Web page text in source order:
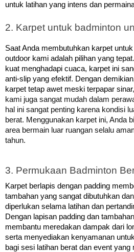
untuk latihan yang intens dan
2. Karpet untuk badminton
Saat Anda membutuhkan karpet
outdoor kami adalah pilihan yang
kuat menghadapi cuaca, karpet ini
anti-slip yang efektif. Dengan
karpet tetap awet meski terpapar
kami juga sangat mudah dalam
hal ini sangat penting karena kondisi
berat. Menggunakan karpet ini, Anda
area bermain luar ruangan selalu
tahun.
3. Permukaan Badminton
Karpet berlapis dengan padding
tambahan yang sangat dibutuhkan
diperlukan selama latihan dan
Dengan lapisan padding dan
membantu meredakan dampak dari
serta menyediakan kenyamanan